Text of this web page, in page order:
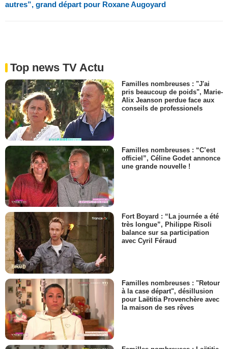
autres”, grand départ pour Roxane Augoyard
Top news TV Actu
Familles nombreuses : "J'ai
pris beaucoup de poids", Marie-
Alix Jeanson perdue face aux
conseils de professionels
Familles nombreuses : “C’est
officiel”, Céline Godet annonce
une grande nouvelle !
Fort Boyard : “La journée a été
très longue”, Philippe Risoli
balance sur sa participation
avec Cyril Féraud
Familles nombreuses : "Retour
à la case départ", désillusion
pour Laëtitia Provenchère avec
la maison de ses rêves